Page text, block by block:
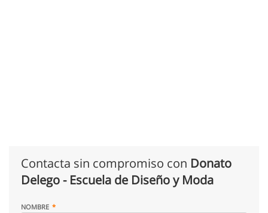
Contacta sin compromiso con Donato
Delego - Escuela de Diseño y Moda
NOMBRE